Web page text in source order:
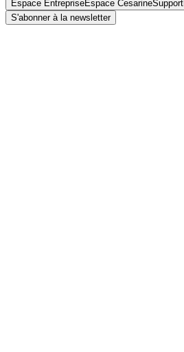
Espace EntrepriseEspace CesarineSupport
S'abonner à la newsletter